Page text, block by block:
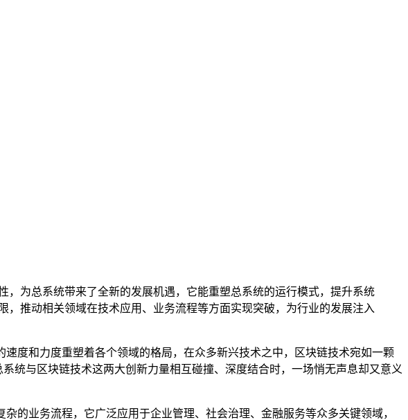
为总系统带来了全新的发展机遇，它能重塑总系统的运行模式，提升系统
推动相关领域在技术应用、业务流程等方面实现突破，为行业的发展注入
度和力度重塑着各个领域的格局，在众多新兴技术之中，区块链技术宛如一颗
统与区块链技术这两大创新力量相互碰撞、深度结合时，一场悄无声息却又意义
的业务流程，它广泛应用于企业管理、社会治理、金融服务等众多关键领域，